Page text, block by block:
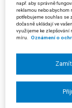
4747/2026
Rozšířený senát:
Datum:31.03.2026 ·
Typ:Usnesení (SJS)·
4748/2026
Důchodové
ustanovení o
a současně o
např. aby správně
reklamou nebo abychom
potřebujeme souhlas se
dočasně ukládají ve
využijeme ke zlepšování
míru.
Oznámení o